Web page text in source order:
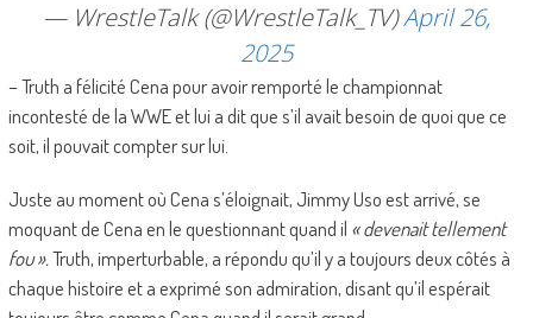
— WrestleTalk (@WrestleTalk_TV)April 26,
2025
– Truth a félicité Cena pour avoir remporté le championnat
incontesté de la WWE et lui a dit que s’il avait besoin de quoi que ce
soit, il pouvait compter sur lui.
Juste au moment où Cena s’éloignait, Jimmy Uso est arrivé, se
moquant de Cena en le questionnant quand il « devenait tellement
fou ».Truth, imperturbable, a répondu qu’il y a toujours deux côtés à
chaque histoire et a exprimé son admiration, disant qu’il espérait